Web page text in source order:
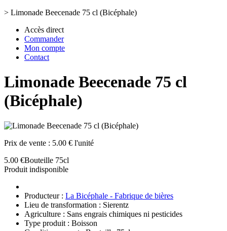
> Limonade Beecenade 75 cl (Bicéphale)
Accès direct
Commander
Mon compte
Contact
Limonade Beecenade 75 cl
(Bicéphale)
Prix de vente : 5.00 € l'unité
5.00 €Bouteille 75cl
Produit indisponible
Producteur : La Bicéphale - Fabrique de bières
Lieu de transformation : Sierentz
Agriculture : Sans engrais chimiques ni pesticides
Type produit : Boisson